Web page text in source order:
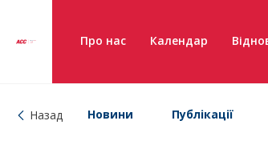
Про нас Календар
Назад Новини Публікації